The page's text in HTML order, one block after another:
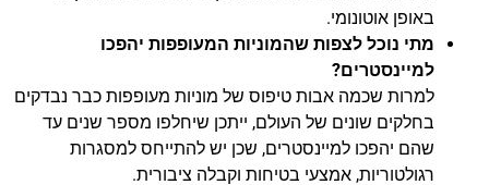
באופן אוטונומי.
מתי נוכל לצפות שהמוניות המעופפות יהפכו
למיינסטרים?
למרות שכמה אבות טיפוס של מוניות מעופפות כבר נבדקים
בחלקים שונים של העולם, ייתכן שיחלפו מספר שנים עד
שהם יהפכו למיינסטרים, שכן יש להתייחס למסגרות
רגולטוריות, אמצעי בטיחות וקבלה ציבורית.